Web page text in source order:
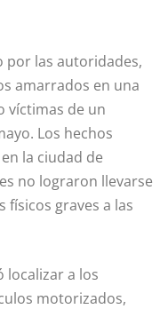
por las autoridades,
amarrados en una
víctimas de un
Los hechos
la ciudad de
no lograron llevarse
físicos graves a las
localizar a los
motorizados,